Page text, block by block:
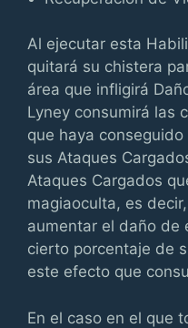
Al ejecutar esta
quitará su chistera
área que infligirá
Lyney consumirá las
que haya
sus Ataques
Ataques Cargados
magiaoculta, es
aumentar el daño de
cierto porcentaje de
este efecto que
En el caso en el que